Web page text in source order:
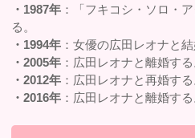
・1987年 ：「フキコシ・ソロ・
る。
・1994年 ：女優の広田レオナと結
・2005年 ：広田レオナと離婚する
・2012年 ：広田レオナと再婚する
・2016年 ：広田レオナと離婚する